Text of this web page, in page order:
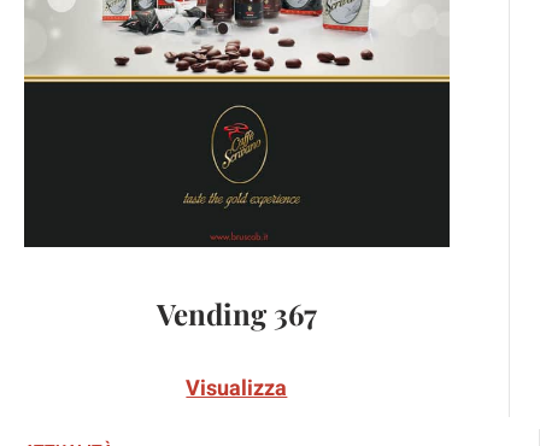
Vending 367
Visualizza